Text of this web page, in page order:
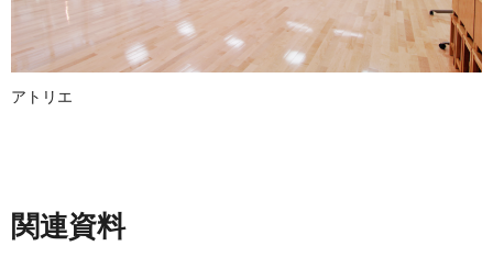
アトリエ
関連資料